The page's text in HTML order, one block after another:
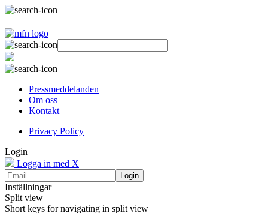
Pressmeddelanden
Om oss
Kontakt
Privacy Policy
Login
Logga in med X
Login
Inställningar
Split view
Short keys for navigating in split view